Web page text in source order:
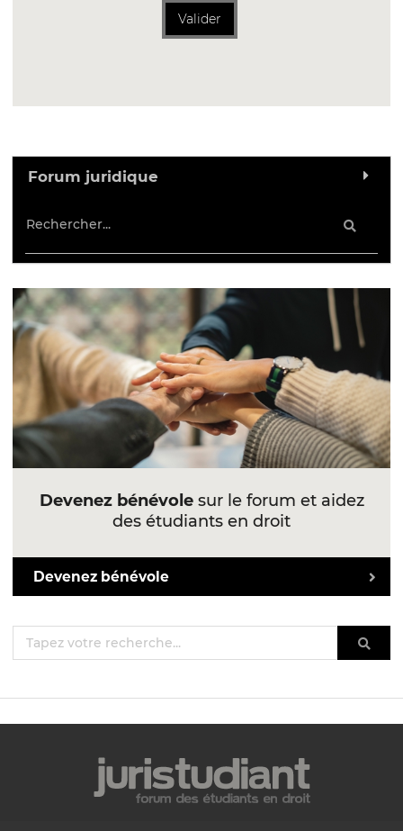
Valider
Forum juridique
Devenez bénévolesur le forum et aidez
des étudiants en droit
Devenez bénévole